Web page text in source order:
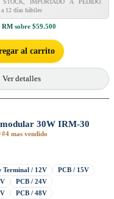
IMPORTADO A PEDIDO.
12 días hábiles
RM sobre $59.500
al carrito
Ver detalles
30W IRM-30
#4 mas vendido
Terminal / 12V
PCB / 15V
PCB / 24V
PCB / 48V